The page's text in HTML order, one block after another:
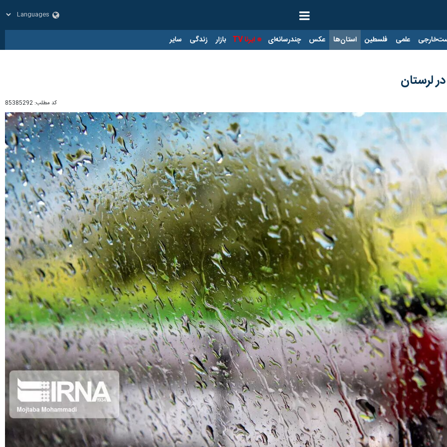
علمی فلسطین استان‌ها عکس چندرسانه‌ای ایرنا TV بازار زندگی سایر
لرستان
کد مطلب: 85385292